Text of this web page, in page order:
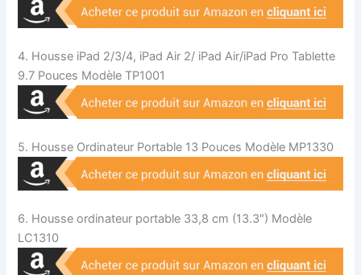
4. Housse iPad 2/3/4, iPad Air 2/ iPad Air/iPad Pro Tablette
9.7 Pouces Modèle TP1001
5. Housse Ordinateur Portable 13 Pouces Modèle MP1330
6. Housse ordinateur portable 33,8 cm (13.3″) Modèle
LC1310